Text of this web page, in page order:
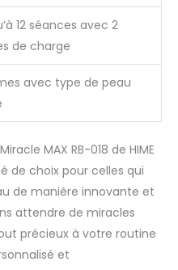
ses effets.
pourquoi nous
une garantie
remboursement de
jours sur chaque
de thérapie
de HIME
ainsi qu'une
de deux ans. Si
n'êtes pas
des résultats,
obtiendrez un
immédiat ! Si
avez des
nous
12 séances avec 2
de charge
avec type de peau
MAX RB-018 de HIME
de choix pour celles qui
de manière innovante et
attendre de miracles
précieux à votre routine
et